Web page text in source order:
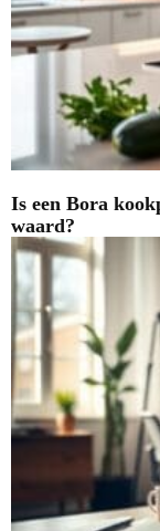
Is een Bora
waard?